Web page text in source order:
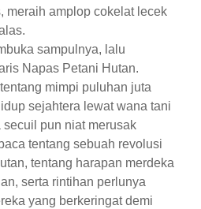
meraih amplop cokelat lecek
sampulnya, lalu
Napas Petani Hutan.
mimpi puluhan juta
sejahtera lewat wana tani
pun niat merusak
tentang sebuah revolusi
tentang harapan merdeka
serta rintihan perlunya
yang berkeringat demi